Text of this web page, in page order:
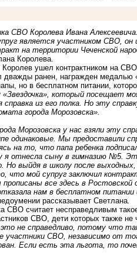
СВО Королева Ивана
является участником СВО,
на территории Чеченской
Королева.
Королев ушел контрактником на
ранен, награжден медалью
но в бесплатном питании,
который посещает
из его полка. Но эту
города Морозовска».
Морозовска у нас взяли эту
одинаковые. Мы предоставили
на то, что папа ребенка
я отнесла сыну в гимназию №5.
Но выйдя в школу после
что мой супруг заключил
все здесь в Ростовской
нам в бесплатном
рассказывает Светлана
СВО считает несправедливым
СВО, дети которых также
не справедливо, потому что
участники СВО, независимо от
Если есть эта льгота, то